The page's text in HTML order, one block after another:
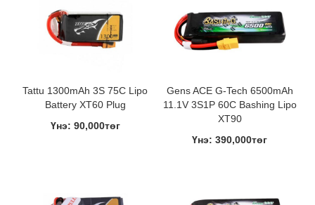
Tattu 1300mAh 3S 75C Lipo
Battery XT60 Plug
Үнэ: 90,000төг
Gens ACE G-Tech 6500mAh
11.1V 3S1P 60C Bashing Lipo
XT90
Үнэ: 390,000төг